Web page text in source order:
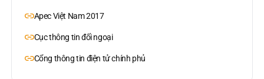
Apec Việt Nam 2017
Cục thông tin đối ngoại
Cổng thông tin điện tử chính phủ